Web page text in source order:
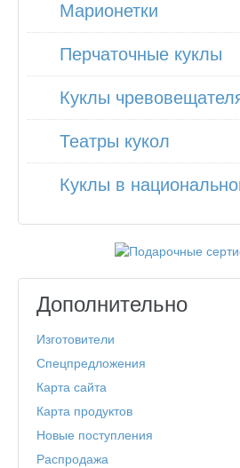
Марионетки
Перчаточные куклы
Куклы
Театры кукол
Куклы в
Дополнительно
Изготовители
Спецпредложения
Карта сайта
Карта продуктов
Новые поступления
Распродажа